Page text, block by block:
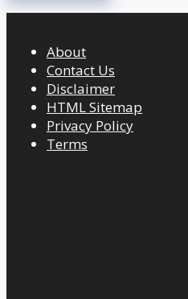
About
Contact Us
Disclaimer
HTML Sitemap
Privacy Policy
Terms